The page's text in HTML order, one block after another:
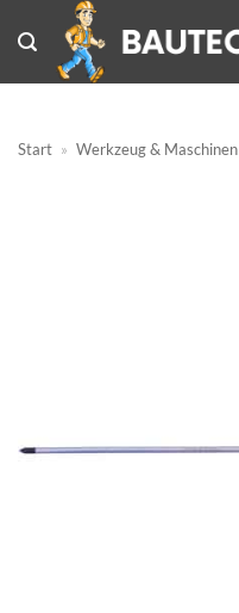
Inhalt
springen
Start » Werkzeug & Maschinen